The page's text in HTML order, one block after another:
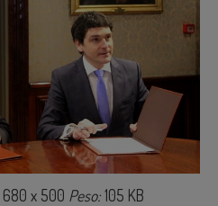
680 x 500 Peso:105 KB